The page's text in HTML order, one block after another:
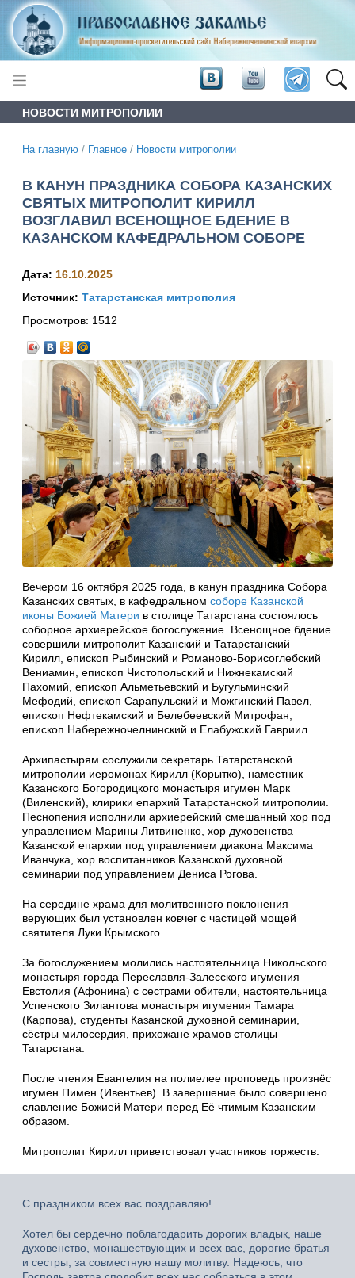
НОВОСТИ МИТРОПОЛИИ
На главную / Главное / Новости митрополии
В КАНУН ПРАЗДНИКА СОБОРА КАЗАНСКИХ
СВЯТЫХ МИТРОПОЛИТ КИРИЛЛ
ВОЗГЛАВИЛ ВСЕНОЩНОЕ БДЕНИЕ В
КАЗАНСКОМ КАФЕДРАЛЬНОМ СОБОРЕ
Дата: 16.10.2025
Источник: Татарстанская митрополия
Просмотров: 1512
Вечером 16 октября 2025 года, в канун праздника Собора
Казанских святых, в кафедральном соборе Казанской
иконы Божией Матери в столице Татарстана состоялось
соборное архиерейское богослужение. Всенощное бдение
совершили митрополит Казанский и Татарстанский
Кирилл, епископ Рыбинский и Романово-Борисоглебский
Вениамин, епископ Чистопольский и Нижнекамский
Пахомий, епископ Альметьевский и Бугульминский
Мефодий, епископ Сарапульский и Можгинский Павел,
епископ Нефтекамский и Белебеевский Митрофан,
епископ Набережночелнинский и Елабужский Гавриил.
Архипастырям сослужили секретарь Татарстанской
митрополии иеромонах Кирилл (Корытко), наместник
Казанского Богородицкого монастыря игумен Марк
(Виленский), клирики епархий Татарстанской митрополии.
Песнопения исполнили архиерейский смешанный хор под
управлением Марины Литвиненко, хор духовенства
Казанской епархии под управлением диакона Максима
Иванчука, хор воспитанников Казанской духовной
семинарии под управлением Дениса Рогова.
На середине храма для молитвенного поклонения
верующих был установлен ковчег с частицей мощей
святителя Луки Крымского.
За богослужением молились настоятельница Никольского
монастыря города Переславля-Залесского игумения
Евстолия (Афонина) с сестрами обители, настоятельница
Успенского Зилантова монастыря игумения Тамара
(Карпова), студенты Казанской духовной семинарии,
сёстры милосердия, прихожане храмов столицы
Татарстана.
После чтения Евангелия на полиелее проповедь произнёс
игумен Пимен (Ивентьев). В завершение было совершено
славление Божией Матери перед Её чтимым Казанским
образом.
Митрополит Кирилл приветствовал участников торжеств:
С праздником всех вас поздравляю!
Хотел бы сердечно поблагодарить дорогих владык, наше
духовенство, монашествующих и всех вас, дорогие братья
и сестры, за совместную нашу молитву. Надеюсь, что